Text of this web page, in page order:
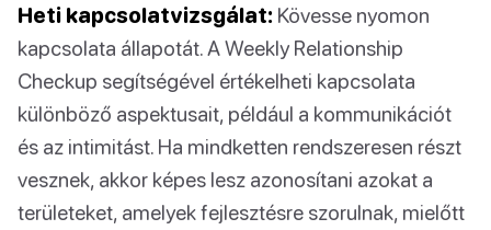
Heti kapcsolatvizsgálat: Kövesse nyomon
kapcsolata állapotát. A Weekly Relationship
Checkup segítségével értékelheti kapcsolata
különböző aspektusait, például a kommunikációt
és az intimitást. Ha mindketten rendszeresen részt
vesznek, akkor képes lesz azonosítani azokat a
területeket, amelyek fejlesztésre szorulnak, mielőtt